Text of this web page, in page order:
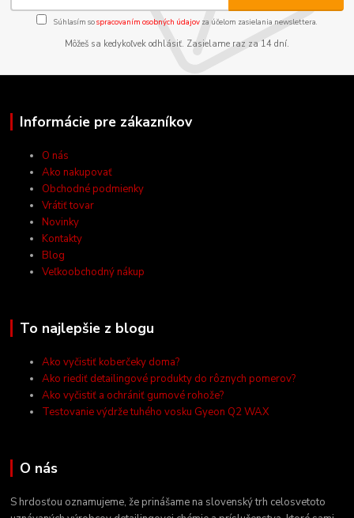
Súhlasím sospracovaním osobných údajov za účelom zasielania newslettera.
Môžeš sa kedykoľvek odhlásiť. Zasielame raz za 14 dní.
Informácie pre zákazníkov
O nás
Ako nakupovať
Obchodné podmienky
Vrátiť tovar
Novinky
Kontakty
Blog
Veľkoobchodný nákup
To najlepšie z blogu
Ako vyčistiť koberčeky doma?
Ako riediť detailingové produkty do rôznych pomerov?
Ako vyčistiť a ochrániť gumové rohože?
Testovanie výdrže tuhého vosku Gyeon Q2 WAX
O nás
S hrdosťou oznamujeme, že prinášame na slovenský trh celosvetoto